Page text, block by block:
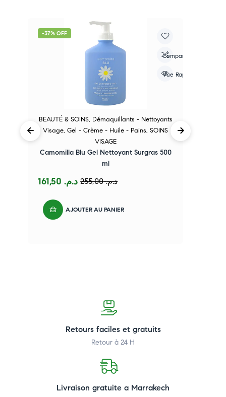
-37% OFF
Compare
Vue Rapide
BEAUTÉ & SOINS, Démaquillants - Nettoyants
Visage, Gel - Crème - Huile - Pains, SOINS
VISAGE
Camomilla Blu Gel Nettoyant Surgras 500
ml
د.م.255,00 د.م.
AJOUTER AU PANIER
Retours faciles et gratuits
Retour à 24 H
Livraison gratuite a Marrakech